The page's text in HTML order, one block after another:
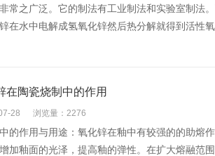
常之广泛。它的制法有工业制法和实验室制法
在水中电解成氢氧化锌然后热分解就得到活性氧
在陶瓷烧制中的作用
28 浏览量：2276
的作用与用途：氧化锌在釉中有较强的的助熔
加釉面的光泽，提高釉的弹性。在扩大熔融范围